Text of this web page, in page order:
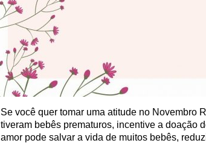
Se você quer tomar uma atitude no Novembro
tiveram bebês prematuros, incentive a doação
amor pode salvar a vida de muitos bebês,